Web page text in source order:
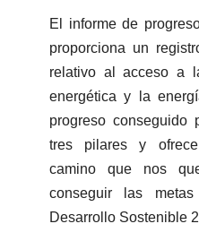
El informe de
proporciona un
relativo al acceso a
energética y la
progreso
tres pilares y
camino que nos
conseguir las
Desarrollo Sostenible